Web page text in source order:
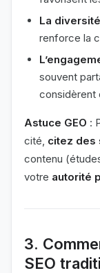
La
renforce la
souvent
considèrent
Astuce GEO :
cité, citez des
contenu
votre autorité
3.
SEO